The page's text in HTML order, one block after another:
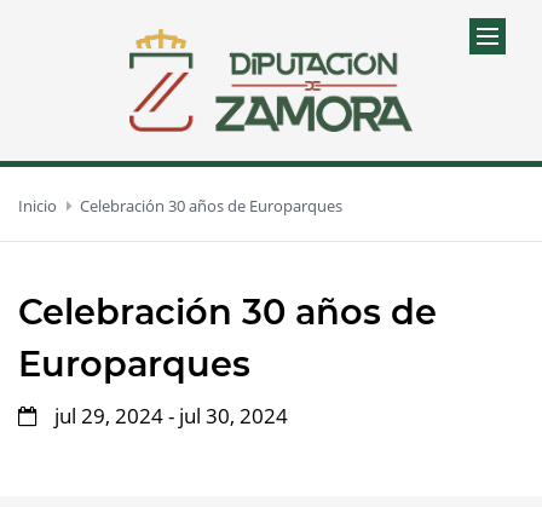
Inicio Celebración 30 años de Europarques
Celebración 30 años de
Europarques
jul 29, 2024 - jul 30, 2024